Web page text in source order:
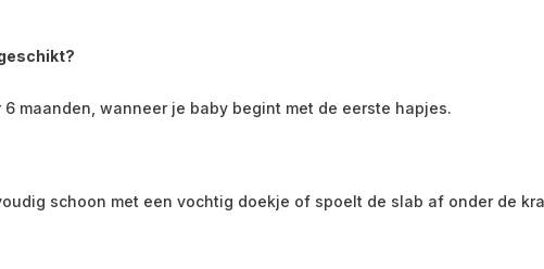
maanden, wanneer je baby begint met de eerste hapjes.
schoon met een vochtig doekje of spoelt de slab af onder de